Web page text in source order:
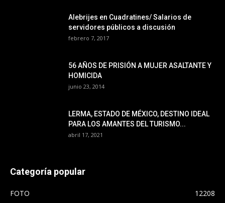
Alebrijes en Cuadratines/ Salarios de
servidores públicos a discusión
febrero 7, 2017
56 AÑOS DE PRISIÓN A MUJER ASALTANTE Y
HOMICIDA
junio 23, 2014
LERMA, ESTADO DE MÉXICO, DESTINO IDEAL
PARA LOS AMANTES DEL TURISMO...
abril 17, 2021
Categoría popular
FOTO
12208